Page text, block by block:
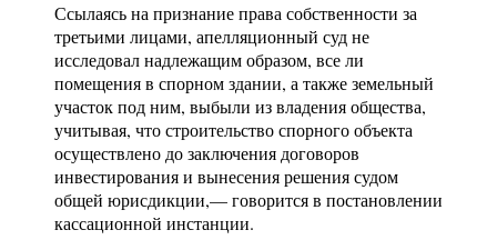
Ссылаясь на признание права собственности за
третьими лицами, апелляционный суд не
исследовал надлежащим образом, все ли
помещения в спорном здании, а также земельный
участок под ним, выбыли из владения общества,
учитывая, что строительство спорного объекта
осуществлено до заключения договоров
инвестирования и вынесения решения судом
общей юрисдикции,— говорится в постановлении
кассационной инстанции.